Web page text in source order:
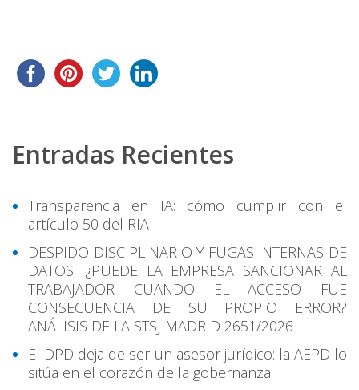
Entradas Recientes
Transparencia en IA: cómo cumplir con el
artículo 50 del RIA
DESPIDO DISCIPLINARIO Y FUGAS INTERNAS DE
DATOS: ¿PUEDE LA EMPRESA SANCIONAR AL
TRABAJADOR CUANDO EL ACCESO FUE
CONSECUENCIA DE SU PROPIO ERROR?
ANÁLISIS DE LA STSJ MADRID 2651/2026
El DPD deja de ser un asesor jurídico: la AEPD lo
sitúa en el corazón de la gobernanza